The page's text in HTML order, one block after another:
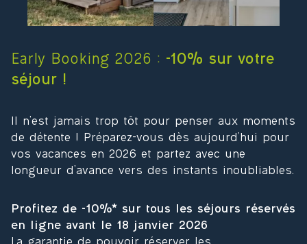
Early Booking 2026 : -10% sur votre
séjour !
Il n’est jamais trop tôt pour penser aux moments
de détente ! Préparez-vous dès aujourd’hui pour
vos vacances en 2026 et partez avec une
longueur d’avance vers des instants inoubliables.
Profitez de -10%* sur tous les séjours réservés
en ligne avant le 18 janvier 2026